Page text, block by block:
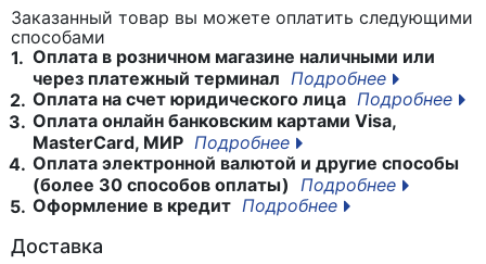
Заказанный товар вы можете оплатить следующими
способами
1. Оплата в розничном магазине наличными или
через платежный терминал Подробнее
2. Оплата на счет юридического лица Подробнее
3. Оплата онлайн банковским картами Visa,
MasterCard, МИР Подробнее
4. Оплата электронной валютой и другие способы
(более 30 способов оплаты) Подробнее
5. Оформление в кредит Подробнее
Доставка